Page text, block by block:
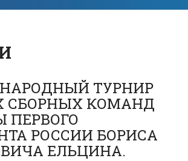
ТУРНИР
СБОРНЫХ КОМАНД
ПЕРВОГО
РОССИИ БОРИСА
ЕЛЬЦИНА.